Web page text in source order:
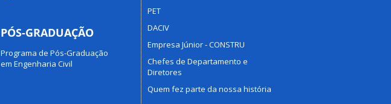
PÓS-GRADUAÇÃO
Programa de Pós-Graduação
em Engenharia Civil
PET
DACIV
Empresa Júnior - CONSTRU
Chefes de Departamento e
Diretores
Quem fez parte da nossa história